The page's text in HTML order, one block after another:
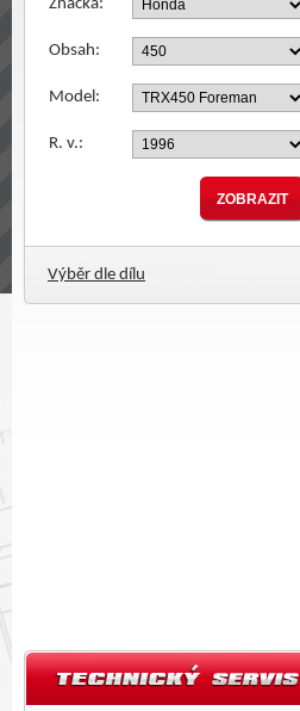
Značka:
Obsah:
Model:
R. v.:
Výběr dle dílu